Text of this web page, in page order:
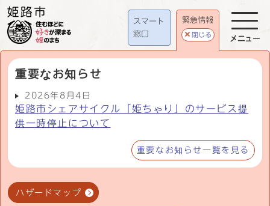
スマート
窓口
緊急情報
閉じる
重要なお知らせ
2026年8月4日
姫路市シェアサイクル「姫ちゃり」のサービス提
供一時停止について
重要なお知らせ一覧を見る
ハザードマップ
メニュー